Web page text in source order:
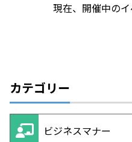
現在、開催中の
カテゴリー
ビジネスマナー